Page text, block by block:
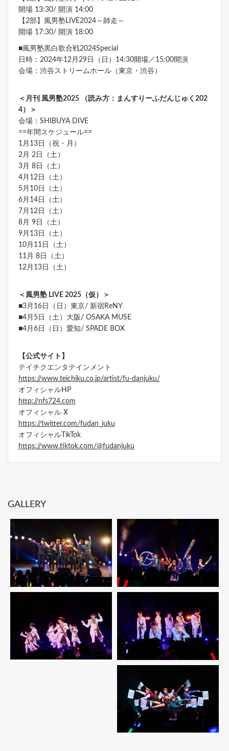
開場 13:30/ 開演 14:00
【2部】風男塾LIVE2024～師走～
開場 17:30/ 開演 18:00
■風男塾黒白歌合戦2024Special
日時：2024年12月29日（日）14:30開場／15:00開演
会場：渋谷ストリームホール（東京・渋谷）
＜月刊 風男塾2025 （読み方：まんすりーふだんじゅく202
4）＞
会場：SHIBUYA DIVE
==年間スケジュール==
1月13日（祝・月）
2月 2日（土）
3月 8日（土）
4月12日（土）
5月10日（土）
6月14日（土）
7月12日（土）
8月 9日（土）
9月13日（土）
10月11日（土）
11月 8日（土）
12月13日（土）
＜風男塾 LIVE 2025（仮）＞
■3月16日（日）東京/ 新宿ReNY
■4月5日（土）大阪/ OSAKA MUSE
■4月6日（日）愛知/ SPADE BOX
【公式サイト】
テイチクエンタテインメント
https://www.teichiku.co.jp/artist/fu-danjuku/
オフィシャルHP
http://nfs724.com
オフィシャル X
https://twitter.com/fudan_juku
オフィシャルTikTok
https://www.tiktok.com/@fudanjuku
GALLERY